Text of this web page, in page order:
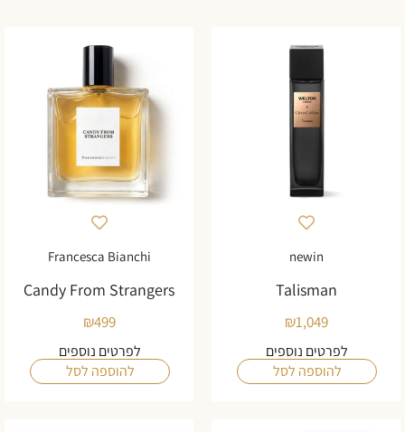
newin
Talisman
₪1,049
לפרטים נוספים
להוספה לסל
Francesca Bianchi
Candy From Strangers
₪499
לפרטים נוספים
להוספה לסל